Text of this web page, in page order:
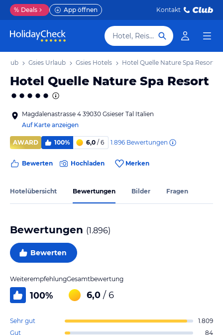
% Deals App öffnen Kontakt
Hotel, Reiseziel
Gsies Urlaub Gsies Hotels Hotel Quelle Nature Spa Resort
Hotel Quelle Nature Spa Resort
Magdalenastrasse 4 39030 Gsieser Tal Italien
Auf Karte anzeigen
AWARD 100% 6,0 / 6 1.896 Bewertungen
Bewerten Hochladen Merken
Hotelübersicht Bewertungen Bilder Fragen
Bewertungen (1.896)
Bewerten
Weiterempfehlung
100%
Gesamtbewertung
6,0 / 6
Sehr gut
1.809
Gut
84